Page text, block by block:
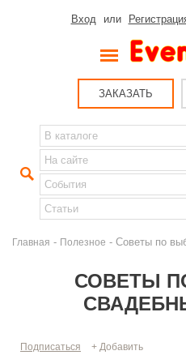
Вход или
ЗАКАЗАТЬ
Главная - Полезное - Советы по
СОВЕТЫ
Подписаться + Добавить